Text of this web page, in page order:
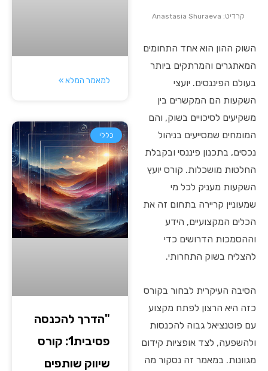
קרדיט: Anastasia Shuraeva
השוק ההון הוא אחד התחומים
המאתגרים והמרתקים ביותר
בעולם הפיננסים. יועצי
השקעות הם המקשרים בין
משקיעים לסיכויים בשוק, והם
המומחים שמסייעים בניהול
נכסים, בתכנון פיננסי ובקבלת
החלטות מושכלות. קורס יועץ
השקעות מעניק לכל מי
שמעוניין קריירה בתחום זה את
הכלים המקצועיים, הידע
וההסמכות הדרושים כדי
להצליח בשוק התחרותי.
הסיבה העיקרית לבחור בקורס
כזה היא הרצון לפתח מקצוע
עם פוטנציאל גבוה להכנסות
ולהשפעה, לצד אופציות קידום
מגוונות. במאמר זה נסקור מה
למאמר המלא »
כללי
"הדרך להכנסה
פסיבית1: קורס
שיווק שותפים